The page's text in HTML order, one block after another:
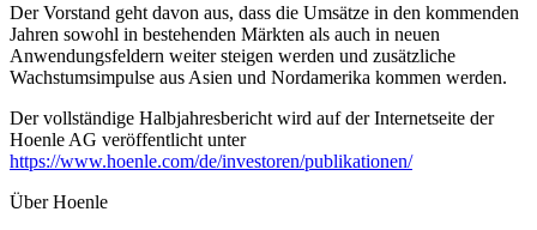
Der Vorstand geht davon aus, dass die Umsätze in den kommenden
Jahren sowohl in bestehenden Märkten als auch in neuen
Anwendungsfeldern weiter steigen werden und zusätzliche
Wachstumsimpulse aus Asien und Nordamerika kommen werden.
Der vollständige Halbjahresbericht wird auf der Internetseite der
Hoenle AG veröffentlicht unter
https://www.hoenle.com/de/investoren/publikationen/
Über Hoenle